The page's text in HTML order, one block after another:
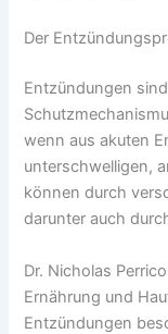
Der
Entzündungen
wenn aus akuten
unterschwelligen,
können durch
darunter auch
Dr. Nicholas
Ernährung und
Entzündungen